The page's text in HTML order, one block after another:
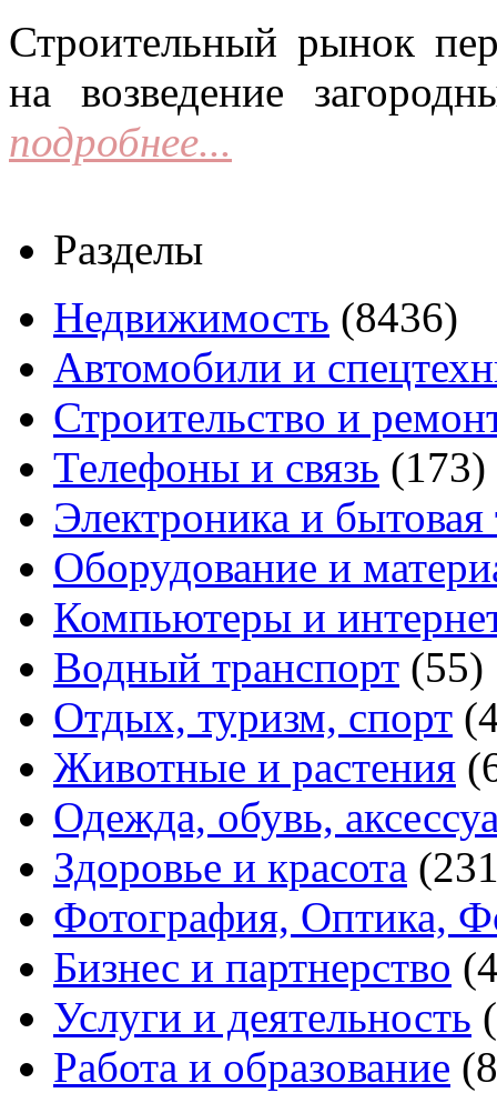
Строительный рынок
на возведение
подробнее...
Разделы
Недвижимость (8436)
Автомобили и
Строительство и
Телефоны и связь (173)
Электроника и бытовая
Оборудование и
Компьютеры и
Водный транспорт (55)
Отдых, туризм, спорт
Животные и растения
Одежда, обувь,
Здоровье и красота
Фотография, Оптика,
Бизнес и партнерство
Услуги и деятельность
Работа и образование